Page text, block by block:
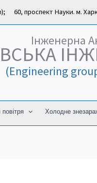
60, проспект Науки. м.
Інженерна
(Engineering
Холодне